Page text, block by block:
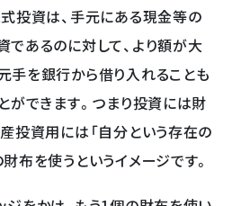
投資は、手元にある現金等の
あるのに対して、より額が大
手を銀行から借り入れることも
ができます。つまり投資には財
投資用には「自分という存在の
布を使うというイメージです。